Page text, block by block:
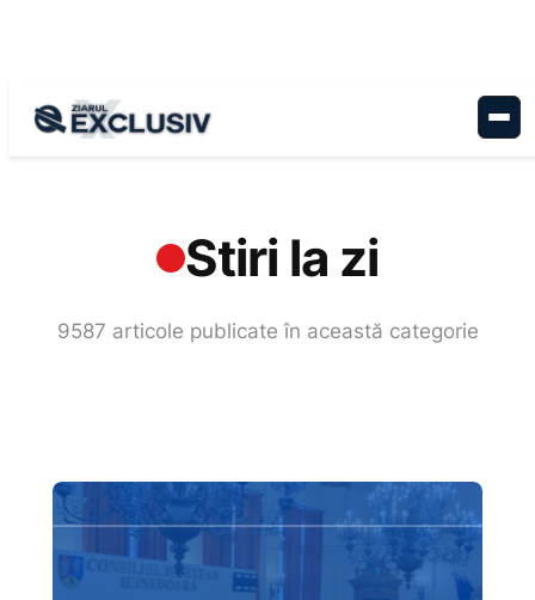
Acasă›Stiri la zi
Stiri la zi
9587 articole publicate în această categorie